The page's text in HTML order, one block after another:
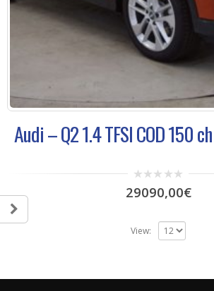
Audi – Q2 1.4 TFSI COD 150
0
out
29090,00€
View: